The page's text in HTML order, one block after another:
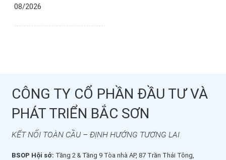
08/2026
CÔNG TY CỔ PHẦN ĐẦU TƯ VÀ
PHÁT TRIỂN BẮC SƠN
KẾT NỐI TOÀN CẦU – ĐỊNH HƯỚNG TƯƠNG LAI
BSOP Hội sở: Tầng 2 & Tầng 9 Tòa nhà AP, 87 Trần Thái Tông,